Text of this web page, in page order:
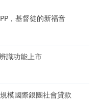
，基督徒的新福音
識功能上市
模國際銀團社會貸款